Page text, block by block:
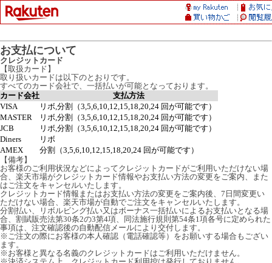
お支払について
クレジットカード
【取扱カード】
取り扱いカードは以下のとおりです。
すべてのカード会社で、一括払いが可能となっております。
カード会社
支払方法
VISA
リボ,分割（3,5,6,10,12,15,18,20,24 回が可能です）
MASTER
リボ,分割（3,5,6,10,12,15,18,20,24 回が可能です）
JCB
リボ,分割（3,5,6,10,12,15,18,20,24 回が可能です）
Diners
リボ
AMEX
分割（3,5,6,10,12,15,18,20,24 回が可能です）
【備考】
お客様のご利用状況などによってクレジットカードがご利用いただけない場
合、楽天市場がクレジットカード情報やお支払い方法の変更をご案内、また
はご注文をキャンセルいたします。
クレジットカード情報またはお支払い方法の変更をご案内後、7日間変更い
ただけない場合、楽天市場が自動でご注文をキャンセルいたします。
分割払い、リボルビング払い又はボーナス一括払いによるお支払いとなる場
合、割賦販売法第30条2の3第4項、同法施行規則第54条1項各号に定められた
事項は、注文確認後の自動配信メールにより交付します。
※ご注文の際にお客様の本人確認（電話確認等）をお願いする場合もござい
ます。
※お客様と異なる名義のクレジットカードはご利用いただけません。